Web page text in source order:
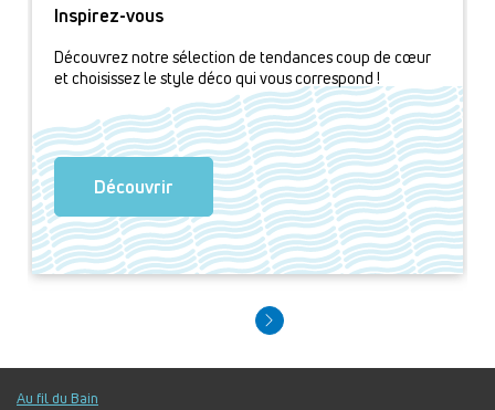
Inspirez-vous
Découvrez notre sélection de tendances coup de cœur
et choisissez le style déco qui vous correspond !
Découvrir
Au fil du Bain